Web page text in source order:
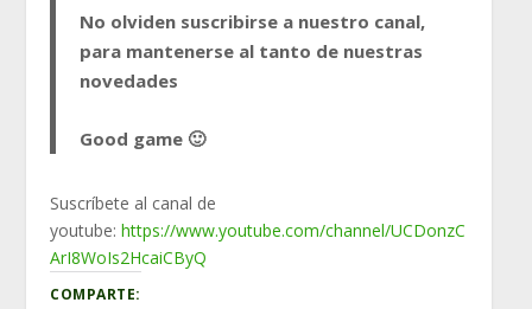
No olviden suscribirse a nuestro canal,
para mantenerse al tanto de nuestras
novedades
Good game 🙂
Suscríbete al canal de
youtube:https://www.youtube.com/channel/UCDonzC
ArI8WoIs2HcaiCByQ
COMPARTE: